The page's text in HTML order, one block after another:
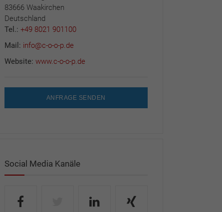
83666 Waakirchen
Deutschland
Tel.: +49 8021 901100
Mail: info@c-o-o-p.de
Website: www.c-o-o-p.de
ANFRAGE SENDEN
Social Media Kanäle